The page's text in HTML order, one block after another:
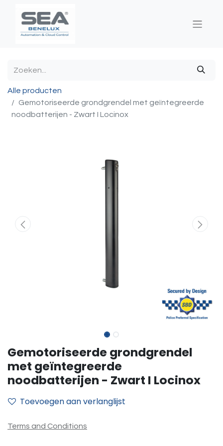
Alle producten
Gemotoriseerde grondgrendel met geïntegreerde
noodbatterijen - Zwart I Locinox
Gemotoriseerde grondgrendel
met geïntegreerde
noodbatterijen - Zwart I Locinox
Toevoegen aan verlanglijst
Terms and Conditions